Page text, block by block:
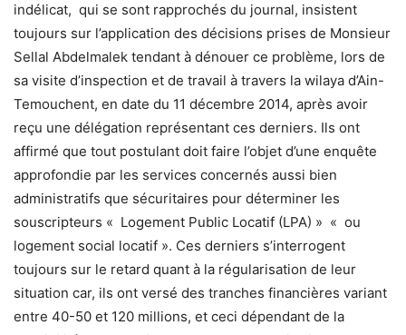
indélicat, qui se sont rapprochés du journal, insistent
toujours sur l’application des décisions prises de Monsieur
Sellal Abdelmalek tendant à dénouer ce problème, lors de
sa visite d’inspection et de travail à travers la wilaya d’Ain-
Temouchent, en date du 11 décembre 2014, après avoir
reçu une délégation représentant ces derniers. Ils ont
affirmé que tout postulant doit faire l’objet d’une enquête
approfondie par les services concernés aussi bien
administratifs que sécuritaires pour déterminer les
souscripteurs « Logement Public Locatif (LPA) » « ou
logement social locatif ». Ces derniers s’interrogent
toujours sur le retard quant à la régularisation de leur
situation car, ils ont versé des tranches financières variant
entre 40-50 et 120 millions, et ceci dépendant de la